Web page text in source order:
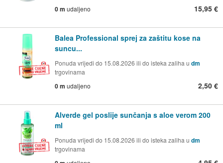
0 m udaljeno 15,95 €
Balea Professional sprej za zaštitu kose na
suncu...
Ponuda vrijedi do 15.08.2026 ili do isteka zaliha u dm
trgovinama
0 m udaljeno 2,50 €
Alverde gel poslije sunčanja s aloe verom 200
ml
Ponuda vrijedi do 15.08.2026 ili do isteka zaliha u dm
trgovinama